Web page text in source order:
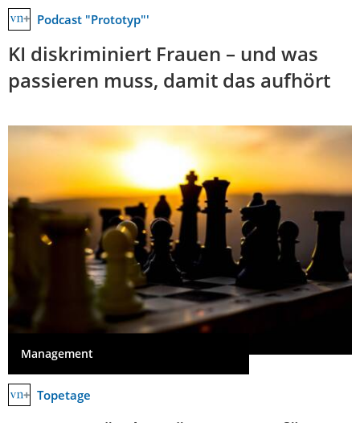
Podcast "Prototyp"'
KI diskriminiert Frauen – und was
passieren muss, damit das aufhört
Management
Topetage